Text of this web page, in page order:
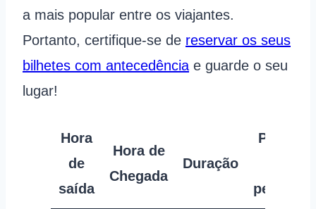
a mais popular entre os viajantes.
Portanto, certifique-se de reservar os seus
bilhetes com antecedência e guarde o seu
lugar!
Hora
de
saída
Hora de
Chegada
Duração
Preço
pessoa